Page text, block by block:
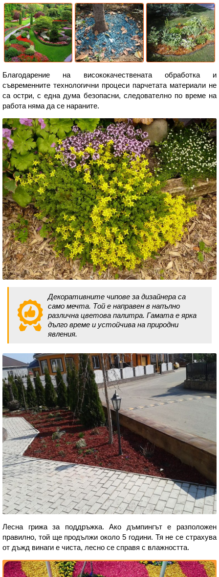
Благодарение на висококачествената обработка и
съвременните технологични процеси парчетата материали не
са остри, с една дума безопасни, следователно по време на
работа няма да се нараните.
Декоративните чипове за дизайнера са
само мечта. Той е направен в напълно
различна цветова палитра. Гамата е ярка
дълго време и устойчива на природни
явления.
Лесна грижа за поддръжка. Ако дъмпингът е разположен
правилно, той ще продължи около 5 години. Тя не се страхува
от дъжд винаги е чиста, лесно се справя с влажността.